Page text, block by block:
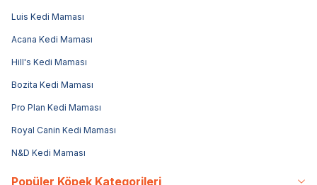
Luis Kedi Maması
Acana Kedi Maması
Hill's Kedi Maması
Bozita Kedi Maması
Pro Plan Kedi Maması
Royal Canin Kedi Maması
N&D Kedi Maması
Popüler Köpek Kategorileri